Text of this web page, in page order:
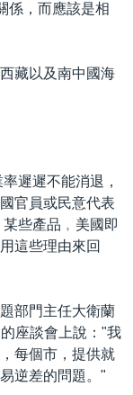
係，而應該是相
藏以及南中國海
遲遲不能消退，
官員或民意代表
些產品﹐美國即
這些理由來回
部門主任大衛蘭
座談會上說："我
每個市，提供就
逆差的問題。"